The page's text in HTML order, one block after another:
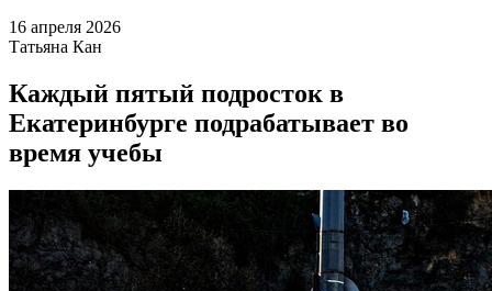
16 апреля 2026
Татьяна Кан
Каждый пятый подросток в
Екатеринбурге подрабатывает во
время учебы